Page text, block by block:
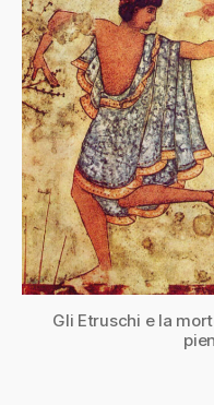
Gli Etruschi e la